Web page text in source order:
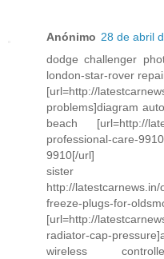
Anónimo 28 de abril
dodge challenger
london-star-rover
[url=http://
problems]diagram
beach [url=http://
professional-care-
9910[/url]
sister
http://
freeze-plugs-for-
[url=http://
radiator-cap-
wireless